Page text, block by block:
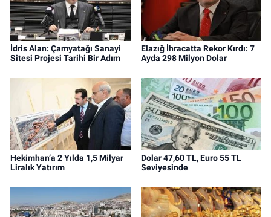
İdris Alan: Çamyatağı Sanayi
Sitesi Projesi Tarihi Bir Adım
Elazığ İhracatta Rekor Kırdı: 7
Ayda 298 Milyon Dolar
Hekimhan’a 2 Yılda 1,5 Milyar
Liralık Yatırım
Dolar 47,60 TL, Euro 55 TL
Seviyesinde